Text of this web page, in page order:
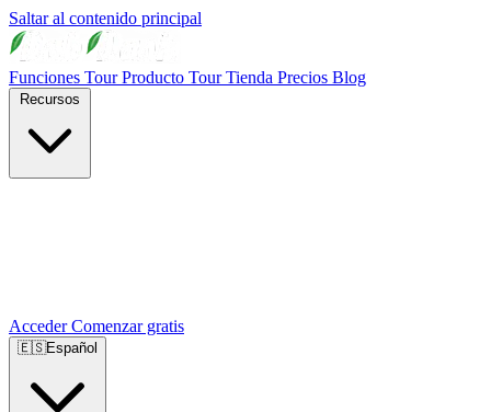
Saltar al contenido principal
Funciones Tour Producto Tour Tienda Precios Blog
AccederComenzar gratis
🇪🇸Español